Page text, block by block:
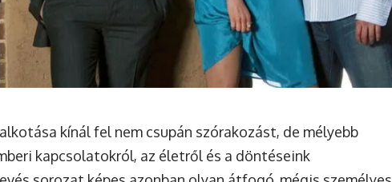
kínál fel nem csupán szórakozást, de mélyebb
kapcsolatokról, az életről és a döntéseink